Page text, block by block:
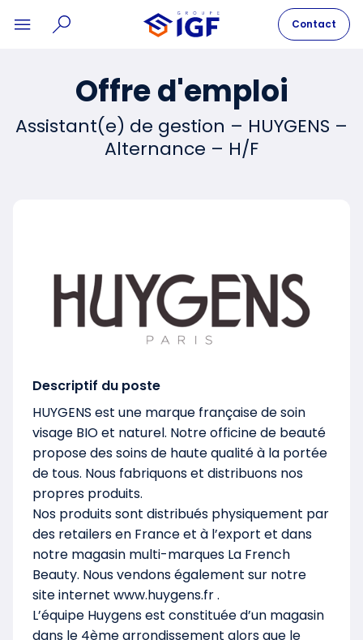
Contact
Offre d'emploi
Assistant(e) de gestion – HUYGENS –
Alternance – H/F
Descriptif du poste
HUYGENS est une marque française de soin
visage BIO et naturel. Notre officine de beauté
propose des soins de haute qualité à la portée
de tous. Nous fabriquons et distribuons nos
propres produits.
Nos produits sont distribués physiquement par
des retailers en France et à l’export et dans
notre magasin multi-marques La French
Beauty. Nous vendons également sur notre
site internet www.huygens.fr .
L’équipe Huygens est constituée d’un magasin
dans le 4ème arrondissement alors que le